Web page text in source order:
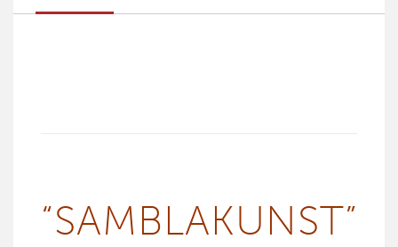
“SAMBLAKUNST”